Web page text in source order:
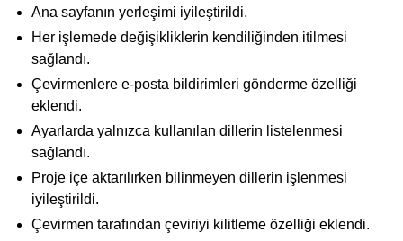
Ana sayfanın yerleşimi iyileştirildi.
Her işlemede değişikliklerin kendiliğinden itilmesi
sağlandı.
Çevirmenlere e-posta bildirimleri gönderme özelliği
eklendi.
Ayarlarda yalnızca kullanılan dillerin listelenmesi
sağlandı.
Proje içe aktarılırken bilinmeyen dillerin işlenmesi
iyileştirildi.
Çevirmen tarafından çeviriyi kilitleme özelliği eklendi.